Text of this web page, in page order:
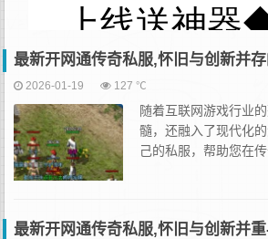
最新开网通传奇私服,怀旧与创新并
2026-01-19 127 ℃
随着互联网游戏行业
髓，还融入了现代化
己的私服，帮助您在传
最新开网通传奇私服,怀旧与创新并